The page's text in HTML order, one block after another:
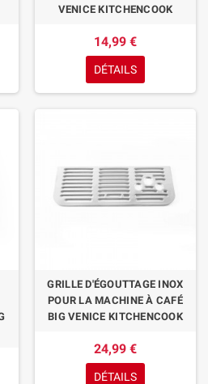
VENICE KITCHENCOOK
14,99 €
DÉTAILS
GRILLE D'ÉGOUTTAGE INOX
POUR LA MACHINE À CAFÉ
BIG VENICE KITCHENCOOK
24,99 €
DÉTAILS